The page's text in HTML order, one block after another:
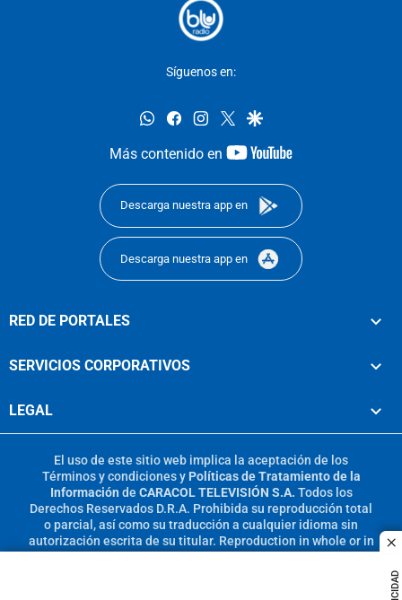
Síguenos en:
whatsappfacebookinstagram
twittergoogle
Más contenido en
youtube-
Descarga nuestra app en
Descarga nuestra app en
RED DE PORTALES
SERVICIOS CORPORATIVOS
LEGAL
El uso de este sitio web implica la aceptación de los
Términos y condicionesy Políticas de Tratamiento de la
Información de CARACOL TELEVISIÓN S.A. Todos los
Derechos Reservados D.R.A. Prohibida su reproducción total
o parcial, así como su traducción a cualquier idioma sin
autorización escrita de su titular. Reproduction in whole or in